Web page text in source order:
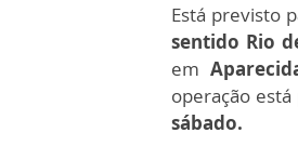
Está previsto
sentido Rio
em
operação
sábado.